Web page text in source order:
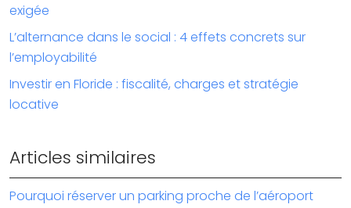
exigée
L’alternance dans le social : 4 effets concrets sur
l’employabilité
Investir en Floride : fiscalité, charges et stratégie
locative
Articles similaires
Pourquoi réserver un parking proche de l’aéroport